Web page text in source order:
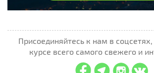
Присоединяйтесь к нам в
курсе всего самого свежего и